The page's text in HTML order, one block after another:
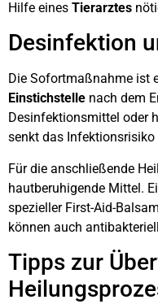
Hilfe eines Tierarztes
Desinfektion
Die Sofortmaßnahme ist
Einstichstelle nach dem
Desinfektionsmittel oder
senkt das Infektionsrisiko
Für die anschließende
hautberuhigende Mittel.
spezieller First-Aid-
können auch
Tipps zur